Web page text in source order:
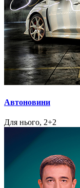
Автоновини
Для нього, 2+2